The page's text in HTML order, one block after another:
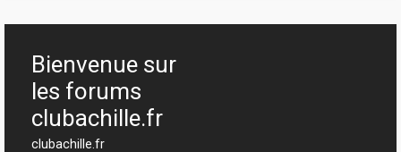
h
Bienvenue sur
les forums
clubachille.fr
clubachille.fr